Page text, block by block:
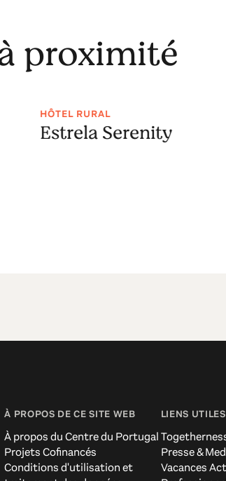
proximité
HÔTEL RURAL
Estrela Serenity
À PROPOS DE CE SITE WEB
À propos du Centre du Portugal
Projets Cofinancés
Conditions d'utilisation et
LIENS UTILES
Presse &
Vacances